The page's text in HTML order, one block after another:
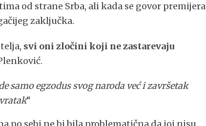
od strane Srba, ali kada se govor premijera
zaključka.
svi oni zločini koji ne zastarevaju
samo egzodus svog naroda već i završetak
“